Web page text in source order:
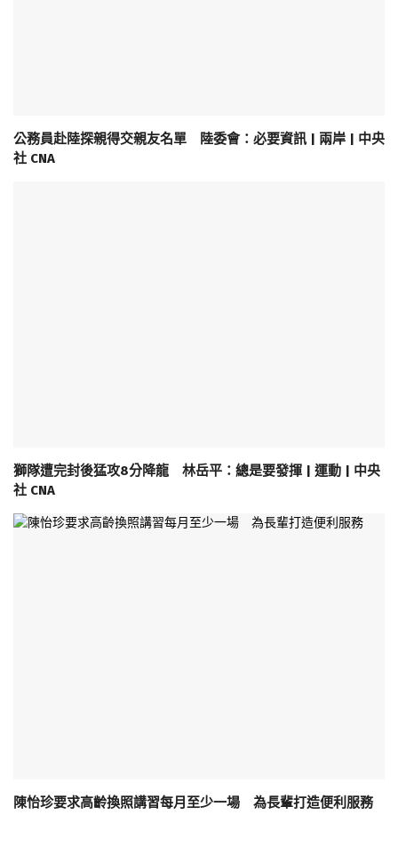
公務員赴陸探親得交親友名單 陸委會：必要資訊 | 兩岸 | 中央
社 CNA
獅隊遭完封後猛攻8分降龍 林岳平：總是要發揮 | 運動 | 中央
社 CNA
陳怡珍要求高齡換照講習每月至少一場 為長輩打造便利服務